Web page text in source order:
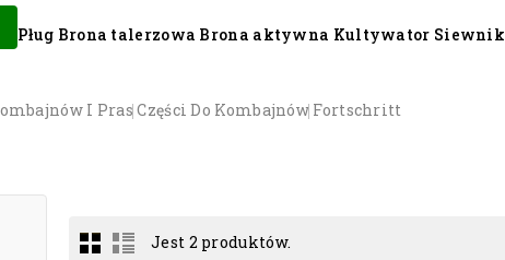
Pług Brona talerzowa Brona aktywna Kultywator Siewnik
I PrasCzęści Do Kombajnów Fortschritt
Jest 2 produktów.